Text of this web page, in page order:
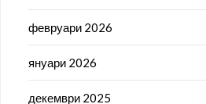
февруари 2026
януари 2026
декември 2025